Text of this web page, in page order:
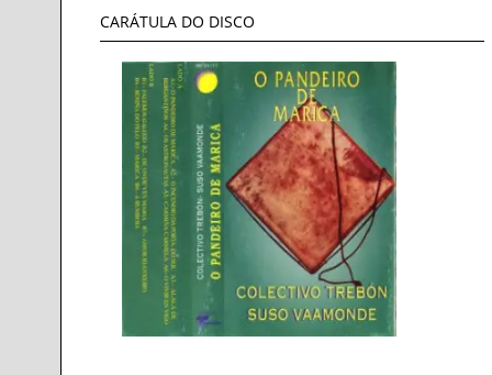
CARÁTULA DO DISCO